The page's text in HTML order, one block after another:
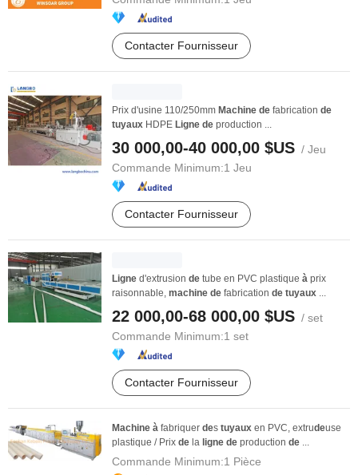
Contacter Fournisseur
Prix d'usine 110/250mm Machine de fabrication de
tuyaux HDPE Ligne de production ...
30 000,00-40 000,00 $US / Jeu
Commande Minimum:1 Jeu
Contacter Fournisseur
Ligne d'extrusion de tube en PVC plastique à prix
raisonnable, machine de fabrication de tuyaux ...
22 000,00-68 000,00 $US / set
Commande Minimum:1 set
Contacter Fournisseur
Machine à fabriquer des tuyaux en PVC, extrudeuse
plastique / Prix de la ligne de production de ...
Commande Minimum:1 Pièce